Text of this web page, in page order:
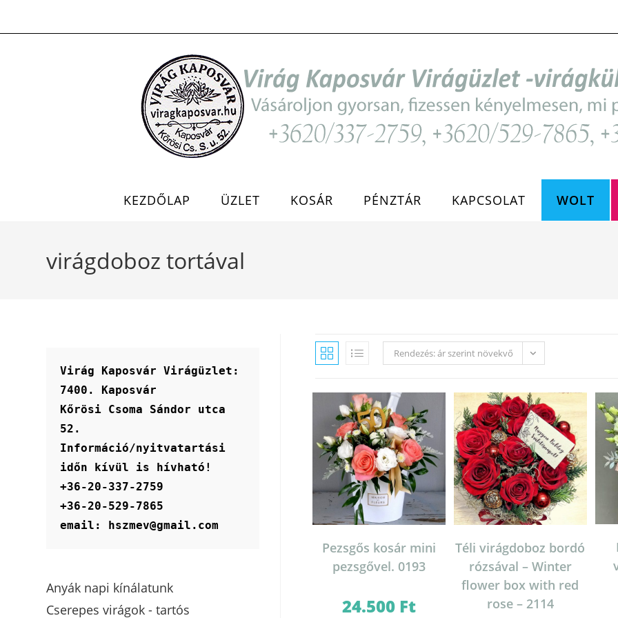
KEZDŐLAP ÜZLET KOSÁR PÉNZTÁR KAPCSOLAT WOLT
virágdoboz tortával
Rendezés: ár szerint növekvő
Pezsgős kosár mini
pezsgővel. 0193
24.500 Ft
Téli virágdoboz bordó
rózsával – Winter
flower box with red
rose – 2114
Virág Kaposvár Virágüzlet:
7400. Kaposvár
Kőrösi Csoma Sándor utca
52.
Információ/nyitvatartási
időn kívül is hívható!
+36-20-337-2759
+36-20-529-7865
email: hszmev@gmail.com
Anyák napi kínálatunk
Cserepes virágok - tartós